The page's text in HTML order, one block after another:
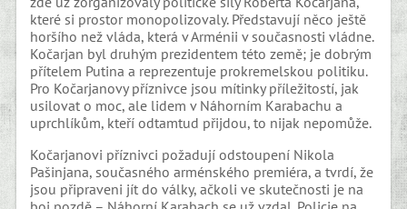
které si prostor monopolizovaly. Představují něco ještě
horšího než vláda, která v Arménii v současnosti vládne.
Kočarjan byl druhým prezidentem této země; je dobrým
přítelem Putina a reprezentuje prokremelskou politiku.
Pro Kočarjanovy příznivce jsou mítinky příležitostí, jak
usilovat o moc, ale lidem v Náhorním Karabachu a
uprchlíkům, kteří odtamtud přijdou, to nijak nepomůže.
Kočarjanovi příznivci požadují odstoupení Nikola
Pašinjana, současného arménského premiéra, a tvrdí, že
jsou připraveni jít do války, ačkoli ve skutečnosti je na